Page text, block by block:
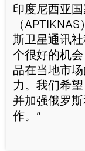
印度尼西亚
（
斯卫星通讯
个很好的机
品在当地市
力。我们希
并加强俄罗
作。”